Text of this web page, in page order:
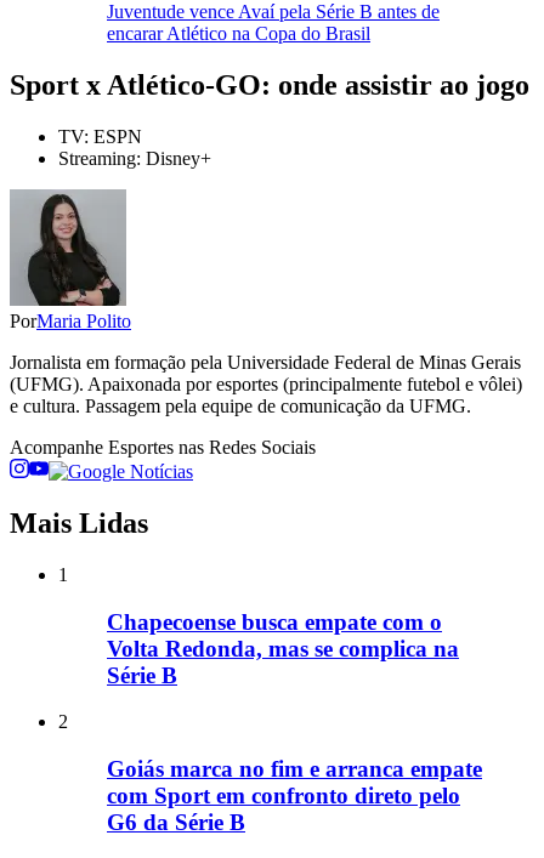
Juventude vence Avaí pela Série B antes de
encarar Atlético na Copa do Brasil
Sport x Atlético-GO: onde assistir ao jogo
TV: ESPN
Streaming: Disney+
PorMaria Polito
Jornalista em formação pela Universidade Federal de Minas Gerais
(UFMG). Apaixonada por esportes (principalmente futebol e vôlei)
e cultura. Passagem pela equipe de comunicação da UFMG.
Acompanhe Esportes nas Redes Sociais
Mais Lidas
1
Chapecoense busca empate com o
Volta Redonda, mas se complica na
Série B
2
Goiás marca no fim e arranca empate
com Sport em confronto direto pelo
G6 da Série B